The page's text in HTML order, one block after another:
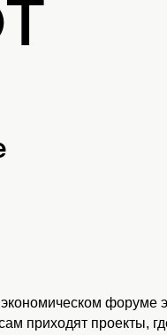
форуме
приходят проекты,